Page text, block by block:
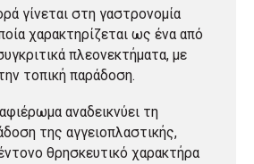
γίνεται στη γαστρονομία
χαρακτηρίζεται ως ένα από
πλεονεκτήματα, με
τοπική παράδοση.
αναδεικνύει τη
της αγγειοπλαστικής,
θρησκευτικό χαρακτήρα